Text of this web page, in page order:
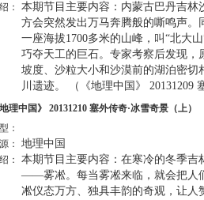
：
本期节目主要内容：内蒙古巴丹吉林
方会突然发出万马奔腾般的嘶鸣声。
一座海拔1700多米的山峰，叫“北大
巧夺天工的巨石。专家考察后发现，
坡度、沙粒大小和沙漠前的湖泊密切
川遗迹。 （《地理中国》 20131209
地理中国》 20131210 塞外传奇·冰雪奇景（上）
：
：
地理中国
：
本期节目主要内容：在寒冷的冬季吉
——雾凇。每当雾凇来临，就会把人
凇仪态万方、独具丰韵的奇观，让人